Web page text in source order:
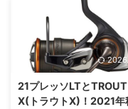
21プレッソLTとTROUT
X(トラウトX)！2021年